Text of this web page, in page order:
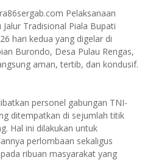
Pelaksanaan
Tradisional Piala Bupati
hari kedua yang digelar di
Burondo, Desa Pulau Rengas,
aman, tertib, dan kondusif.
personel gabungan TNI-
ditempatkan di sejumlah titik
Hal ini dilakukan untuk
perlombaan sekaligus
ribuan masyarakat yang